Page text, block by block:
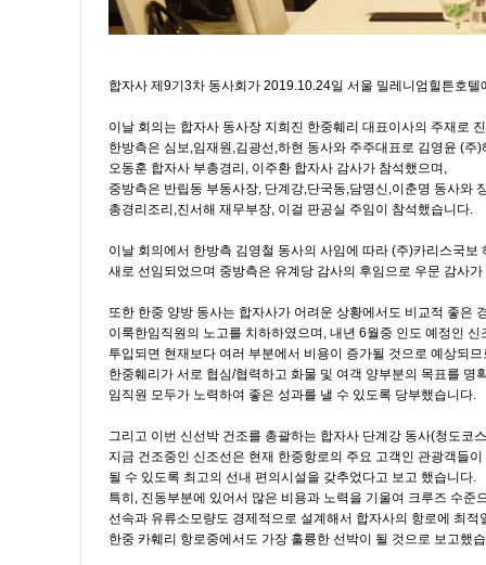
합자사 제9기3차 동사회가 2019.10.24일 서울 밀레니엄힐튼호텔
이날 회의는 합자사 동사장 지희진 한중훼리 대표이사의 주재로
한방측은 심보,임재원,김광선,하현 동사와 주주대표로 김영윤 (주)
오동훈 합자사 부총경리, 이주환 합자사 감사가 참석했으며,
중방측은 반립동 부동사장, 단계강,단국동,담명신,이춘명 동사와
총경리조리,진서해 재무부장, 이걸 판공실 주임이 참석했습니다.
이날 회의에서 한방측 김영철 동사의 사임에 따라 (주)카리스국보
새로 선임되었으며 중방측은 유계당 감사의 후임으로 우문 감사
또한 한중 양방 동사는 합자사가 어려운 상황에서도 비교적 좋은
이룩한임직원의 노고를 치하하였으며, 내년 6월중 인도 예정인 신
투입되면 현재보다 여러 부분에서 비용이 증가될 것으로 예상되
한중훼리가 서로 협심/협력하고 화물 및 여객 양부분의 목표를 명
임직원 모두가 노력하여 좋은 성과를 낼 수 있도록 당부했습니다.
그리고 이번 신선박 건조를 총괄하는 합자사 단계강 동사(청도코
지금 건조중인 신조선은 현재 한중항로의 주요 고객인 관광객들
될 수 있도록 최고의 선내 편의시설을 갖추었다고 보고 했습니다.
특히, 진동부분에 있어서 많은 비용과 노력을 기울여 크루즈 수준
선속과 유류소모량도 경제적으로 설계해서 합자사의 항로에 최적
한중 카훼리 항로중에서도 가장 훌륭한 선박이 될 것으로 보고했